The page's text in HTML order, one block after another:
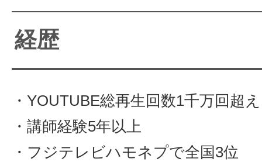
経歴
・YOUTUBE総再生回数1千万回超え
・講師経験5年以上
・フジテレビハモネプで全国3位